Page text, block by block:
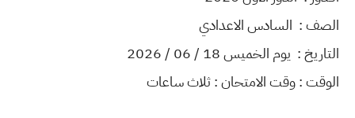
الصف : السادس الاعدادي
التاريخ : يوم الخميس 18 / 06 / 2026
الوقت : وقت الامتحان : ثلاث ساعات